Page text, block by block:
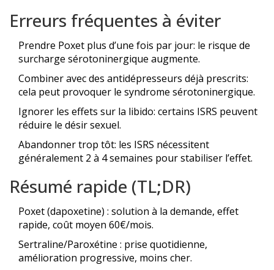
Erreurs fréquentes à éviter
Prendre Poxet plus d’une fois par jour: le risque de
surcharge sérotoninergique augmente.
Combiner avec des antidépresseurs déjà prescrits:
cela peut provoquer le syndrome sérotoninergique.
Ignorer les effets sur la libido: certains ISRS peuvent
réduire le désir sexuel.
Abandonner trop tôt: les ISRS nécessitent
généralement 2 à 4 semaines pour stabiliser l’effet.
Résumé rapide (TL;DR)
Poxet (dapoxetine) : solution à la demande, effet
rapide, coût moyen 60€/mois.
Sertraline/Paroxétine : prise quotidienne,
amélioration progressive, moins cher.